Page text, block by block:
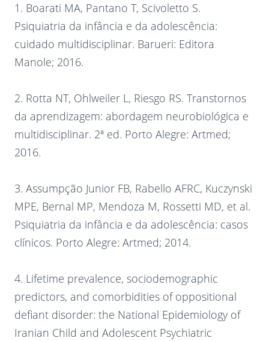
1. Boarati MA, Pantano T, Scivoletto S.
Psiquiatria da infância e da adolescência:
cuidado multidisciplinar. Barueri: Editora
Manole; 2016.
2. Rotta NT, Ohlweiler L, Riesgo RS. Transtornos
da aprendizagem: abordagem neurobiológica e
multidisciplinar. 2ª ed. Porto Alegre: Artmed;
2016.
3. Assumpção Junior FB, Rabello AFRC, Kuczynski
MPE, Bernal MP, Mendoza M, Rossetti MD, et al.
Psiquiatria da infância e da adolescência: casos
clínicos. Porto Alegre: Artmed; 2014.
4. Lifetime prevalence, sociodemographic
predictors, and comorbidities of oppositional
defiant disorder: the National Epidemiology of
Iranian Child and Adolescent Psychiatric